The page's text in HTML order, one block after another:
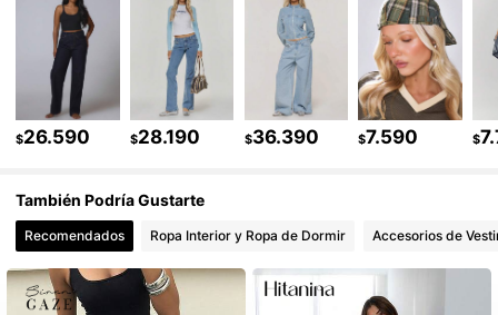
4.3M Seguidores
4,85 4.3M Seguidores
4.3M Seguidores
$26.590 $28.190 $36.390 $7.590 $
También Podría Gustarte
Recomendados Ropa Interior y Ropa de Dormir Accesorios de